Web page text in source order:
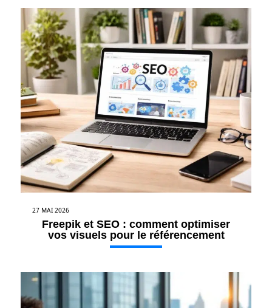
27 MAI 2026
Freepik et SEO : comment optimiser
vos visuels pour le référencement